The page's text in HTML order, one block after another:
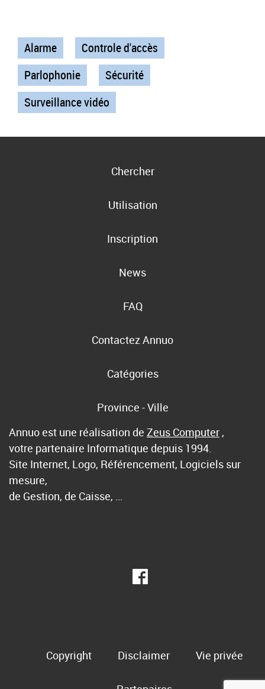
Alarme
Controle d'accès
Parlophonie
Sécurité
Surveillance vidéo
Chercher
Utilisation
Inscription
News
FAQ
Contactez Annuo
Catégories
Province - Ville
Annuo est une réalisation de Zeus Computer ,
votre partenaire Informatique depuis 1994.
Site Internet, Logo, Référencement, Logiciels sur
mesure,
de Gestion, de Caisse, …
Copyright Disclaimer Vie privée